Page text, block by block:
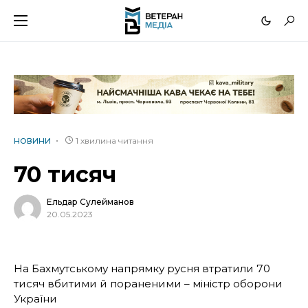
НОВИНИ 1 хвилина читання
70 тисяч
Ельдар Сулейманов
20.05.2023
На Бахмутському напрямку русня втратили 70
тисяч вбитими й пораненими – міністр оборони
України